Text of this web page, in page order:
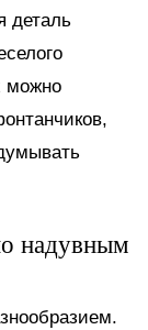
деталь
можно
надувным